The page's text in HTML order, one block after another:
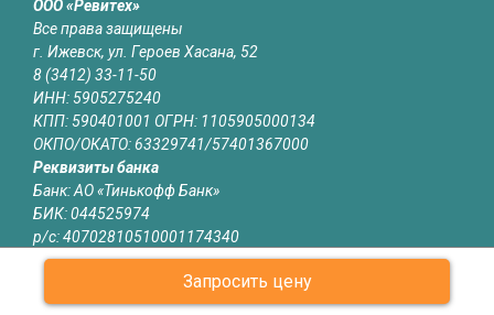
Запросить цену
ООО «Ревитех»
Все права защищены
г. Ижевск, ул. Героев Хасана, 52
8 (3412) 33-11-50
ИНН: 5905275240
КПП: 590401001 ОГРН: 1105905000134
ОКПО/ОКАТО: 63329741/57401367000
Реквизиты банка
Банк: АО «Тинькофф Банк»
БИК: 044525974
р/с: 40702810510001174340
к/с: 30101810145250000974
Юридическая информация
Информация на сайте izhevsk.revitech.ru не является публичной